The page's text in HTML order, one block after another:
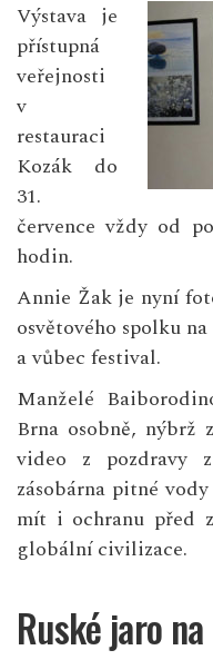
Výstava je
přístupná
veřejnosti
v
restauraci
Kozák do
31.
července vždy od
hodin.
Annie Žak je nyní
osvětového spolku
a vůbec festival.
Manželé
Brna osobně, nýbrž
video z pozdravy
zásobárna pitné
mít i ochranu před
globální civilizace.
Ruské jaro